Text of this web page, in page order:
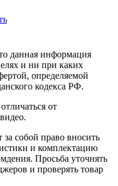
данная информация
и ни при каких
определяемой
кодекса РФ.
от
за собой право вносить
и комплектацию
Просьба уточнять
и проверять товар